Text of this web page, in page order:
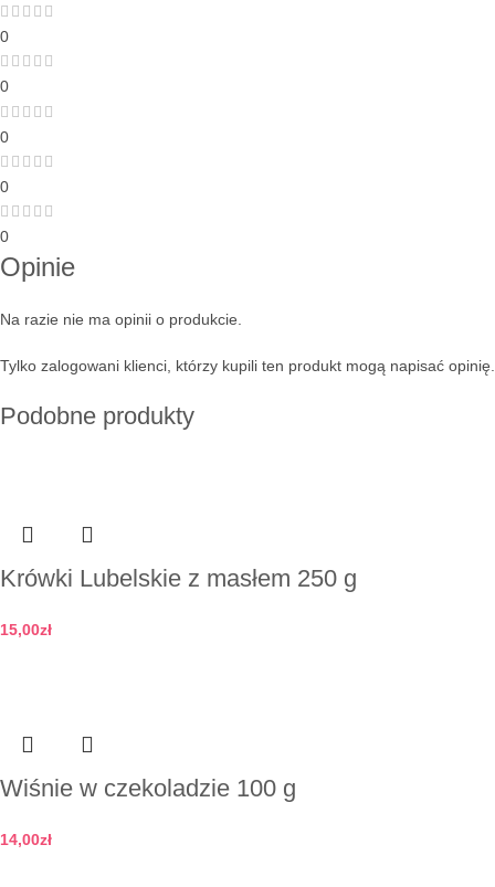
0
0
0
0
0
Opinie
Na razie nie ma opinii o produkcie.
Tylko zalogowani klienci, którzy kupili ten produkt mogą napisać opinię.
Podobne produkty
Krówki Lubelskie z masłem 250 g
15,00zł
Wiśnie w czekoladzie 100 g
14,00zł